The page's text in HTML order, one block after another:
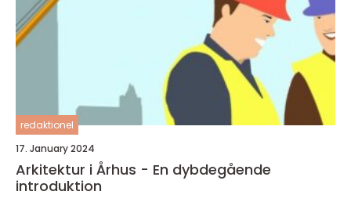
redaktionel
17. January 2024
Arkitektur i Århus - En dybdegående
introduktion